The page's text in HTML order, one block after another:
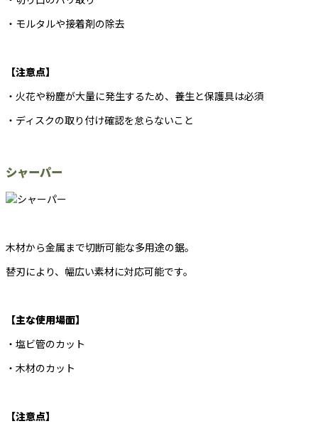
・モルタルや接着剤の除去
【注意点】
・火花や粉塵が大量に発生するため、養生と保護具は必須
・ディスクの取り付け確認を怠らないこと
シャーパー
木材から金属まで切断可能な多用途の鋸。
替刃により、幅広い素材に対応可能です。
【主な使用場面】
・塩ビ管のカット
・木材のカット
【注意点】